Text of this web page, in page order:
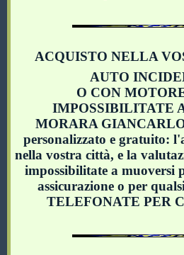
ACQUISTO NELLA
AUTO
O CON
IMPOSSIBILITATE
MORARA
personalizzato e gratuito:
nella vostra città, e la
impossibilitate a muoversi
assicurazione o per
TELEFONATE PER